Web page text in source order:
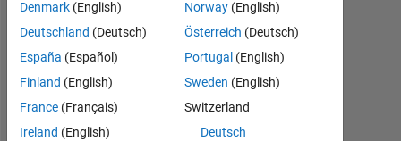
to
recreate
the live
video
stream?
Denmark (English)
Deutschland (Deutsch)
España (Español)
Finland (English)
France (Français)
Ireland (English)
Norway (English)
Österreich (Deutsch)
Portugal (English)
Sweden (English)
Switzerland
Deutsch